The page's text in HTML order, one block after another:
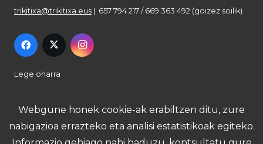
trikitixa@trikitixa.eus | 657 794 217 / 669 363 492 (goizez soilik)
Lege oharra
Pribatutasun politika
Webgune honek cookie-ak erabiltzen ditu, zure
nabigazioa errazteko eta analisi estatistikoak egiteko.